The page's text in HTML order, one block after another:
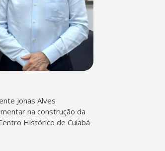
Jonas Alves
na construção da
Histórico de Cuiabá